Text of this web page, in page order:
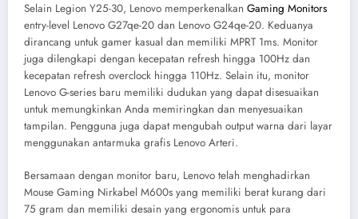
Selain Legion Y25-30, Lenovo memperkenalkan Gaming Monitors
entry-level Lenovo G27qe-20 dan Lenovo G24qe-20. Keduanya
dirancang untuk gamer kasual dan memiliki MPRT 1ms. Monitor
juga dilengkapi dengan kecepatan refresh hingga 100Hz dan
kecepatan refresh overclock hingga 110Hz. Selain itu, monitor
Lenovo G-series baru memiliki dudukan yang dapat disesuaikan
untuk memungkinkan Anda memiringkan dan menyesuaikan
tampilan. Pengguna juga dapat mengubah output warna dari layar
menggunakan antarmuka grafis Lenovo Arteri.
Bersamaan dengan monitor baru, Lenovo telah menghadirkan
Mouse Gaming Nirkabel M600s yang memiliki berat kurang dari
75 gram dan memiliki desain yang ergonomis untuk para